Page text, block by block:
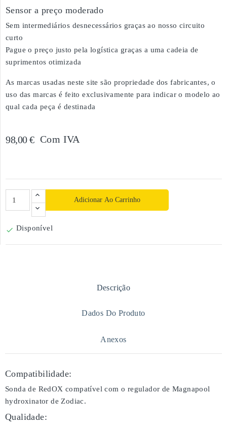
Sensor a preço moderado
Sem intermediários desnecessários graças ao nosso circuito
curto
Pague o preço justo pela logística graças a uma cadeia de
suprimentos otimizada
As marcas usadas neste site são propriedade dos fabricantes, o
uso das marcas é feito exclusivamente para indicar o modelo ao
qual cada peça é destinada
98,00 € Com IVA
Adicionar Ao Carrinho
 Disponível
Descrição
Dados Do Produto
Anexos
Compatibilidade:
Sonda de RedOX compatível com o regulador de Magnapool
hydroxinator de Zodiac.
Qualidade: